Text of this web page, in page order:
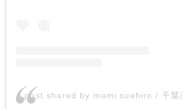
A post shared by mami suehiro / 千葉